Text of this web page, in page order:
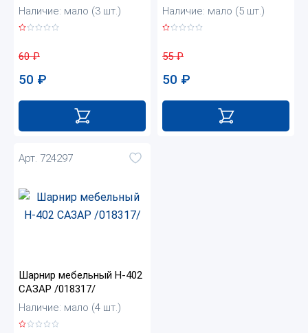
Наличие: мало (3 шт.)
60₽
50 ₽
Наличие: мало (5 шт.)
55₽
50 ₽
Арт. 724297
Шарнир мебельный Н-402
САЗАР /018317/
Наличие: мало (4 шт.)